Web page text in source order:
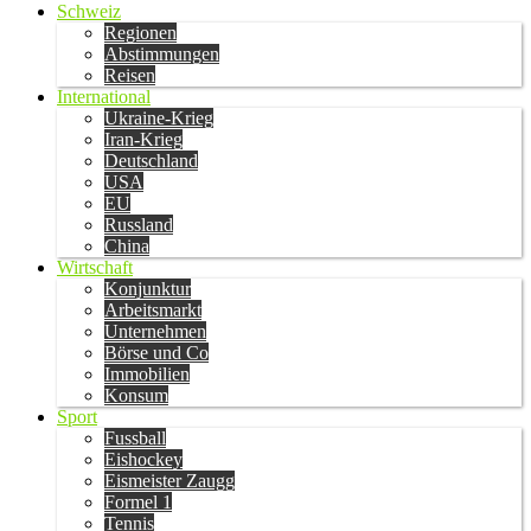
Schweiz
Regionen
Abstimmungen
Reisen
International
Ukraine-Krieg
Iran-Krieg
Deutschland
USA
EU
Russland
China
Wirtschaft
Konjunktur
Arbeitsmarkt
Unternehmen
Börse und Co
Immobilien
Konsum
Sport
Fussball
Eishockey
Eismeister Zaugg
Formel 1
Tennis